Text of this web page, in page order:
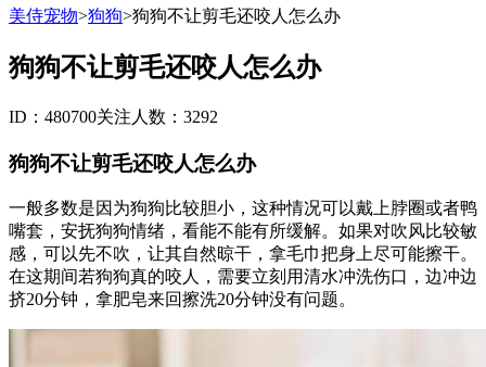
美侍宠物>狗狗>狗狗不让剪毛还咬人怎么办
狗狗不让剪毛还咬人怎么办
ID：480700关注人数：3292
狗狗不让剪毛还咬人怎么办
一般多数是因为狗狗比较胆小，这种情况可以戴上脖圈或者鸭
嘴套，安抚狗狗情绪，看能不能有所缓解。如果对吹风比较敏
感，可以先不吹，让其自然晾干，拿毛巾把身上尽可能擦干。
在这期间若狗狗真的咬人，需要立刻用清水冲洗伤口，边冲边
挤20分钟，拿肥皂来回擦洗20分钟没有问题。